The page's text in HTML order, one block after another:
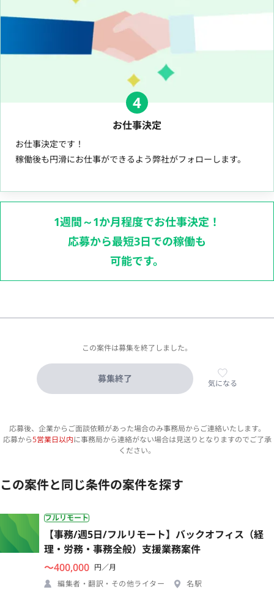
4
お仕事決定
お仕事決定です！
稼働後も円滑にお仕事ができるよう弊社がフォローします。
1週間～1か月程度でお仕事決定！
応募から最短3日での稼働も
可能です。
この案件は募集を終了しました。
募集終了 気になる
応募後、企業からご面談依頼があった場合のみ事務局からご連絡いたします。
応募から5営業日以内に事務局から連絡がない場合は見送りとなりますのでご了承
ください。
この案件と同じ条件の案件を探す
フルリモート
【事務/週5日/フルリモート】バックオフィス（経
理・労務・事務全般）支援業務案件
〜400,000 円／月
編集者・翻訳・その他ライター
名駅